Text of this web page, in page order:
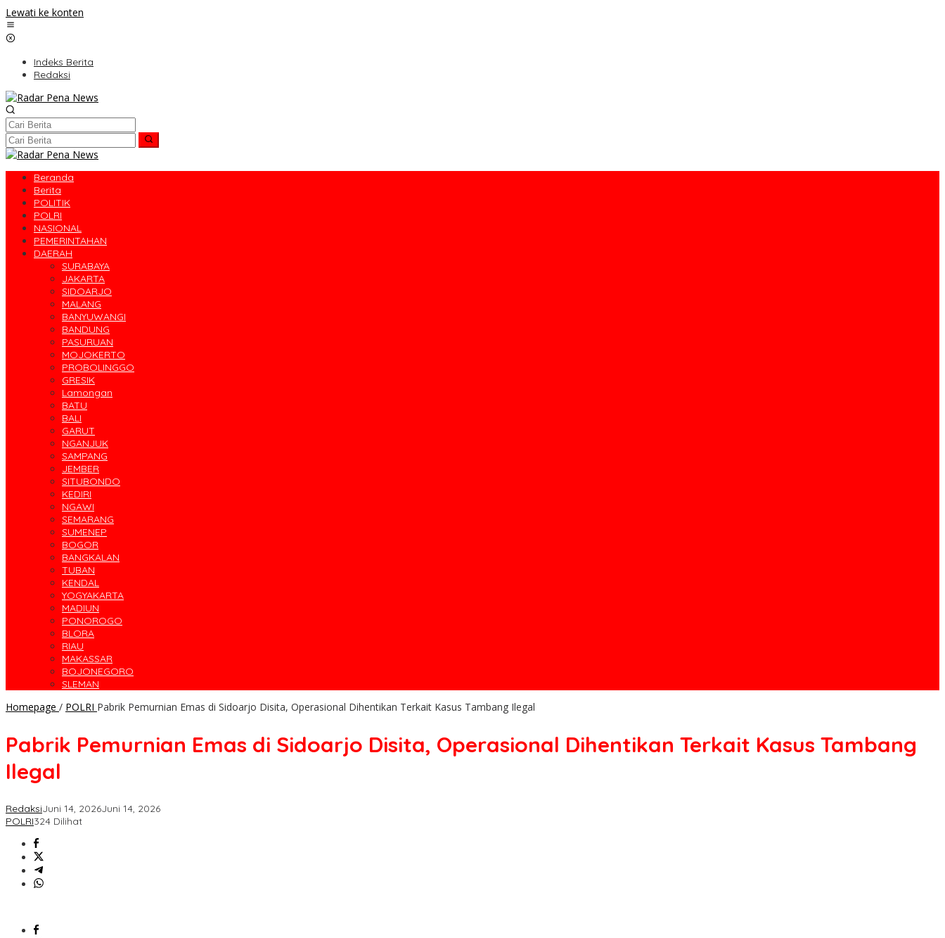
Lewati ke konten
Indeks Berita
Redaksi
Beranda
Berita
POLITIK
POLRI
NASIONAL
PEMERINTAHAN
DAERAH
SURABAYA
JAKARTA
SIDOARJO
MALANG
BANYUWANGI
BANDUNG
PASURUAN
MOJOKERTO
PROBOLINGGO
GRESIK
Lamongan
BATU
BALI
GARUT
NGANJUK
SAMPANG
JEMBER
SITUBONDO
KEDIRI
NGAWI
SEMARANG
SUMENEP
BOGOR
BANGKALAN
TUBAN
KENDAL
YOGYAKARTA
MADIUN
PONOROGO
BLORA
RIAU
MAKASSAR
BOJONEGORO
SLEMAN
Homepage / POLRI Pabrik Pemurnian Emas di Sidoarjo Disita, Operasional Dihentikan Terkait Kasus Tambang Ilegal
Pabrik Pemurnian Emas di Sidoarjo Disita, Operasional Dihentikan Terkait Kasus Tambang
Ilegal
RedaksiJuni 14, 2026Juni 14, 2026
POLRI324 Dilihat